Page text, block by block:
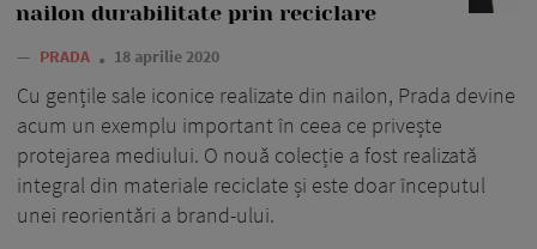
nailon durabilitate prin reciclare
— PRADA 18 aprilie 2020
Cu gențile sale iconice realizate din nailon, Prada devine
acum un exemplu important în ceea ce privește
protejarea mediului. O nouă colecție a fost realizată
integral din materiale reciclate și este doar începutul
unei reorientări a brand-ului.